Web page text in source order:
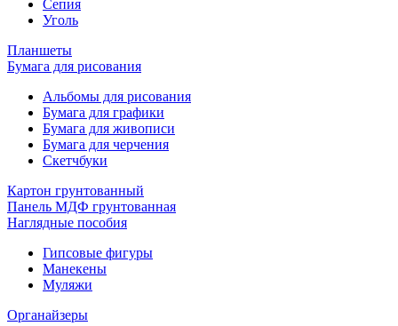
Сепия
Уголь
Планшеты
Бумага для рисования
Альбомы для рисования
Бумага для графики
Бумага для живописи
Бумага для черчения
Скетчбуки
Картон грунтованный
Панель МДФ грунтованная
Наглядные пособия
Гипсовые фигуры
Манекены
Муляжи
Органайзеры